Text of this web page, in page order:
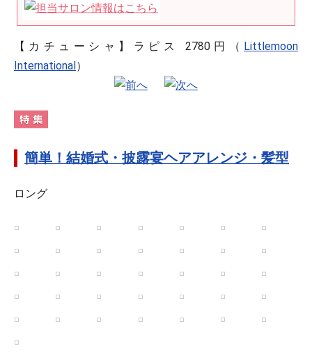
【カチューシャ】ラピス 2780円（ Littlemoon
International）
簡単！結婚式・披露宴ヘアアレンジ・髪型
ロング